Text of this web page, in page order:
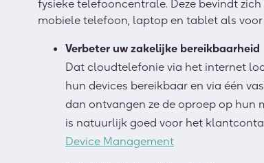
fysieke telefooncentrale. Deze bevindt
mobiele telefoon, laptopen tablet als
Verbeter uw zakelijke bereikbaarheid
Dat cloudtelefonie via het internet
hun devices bereikbaar en via één
dan ontvangen ze de oproep op hun
is natuurlijk goed voor het
Device Management